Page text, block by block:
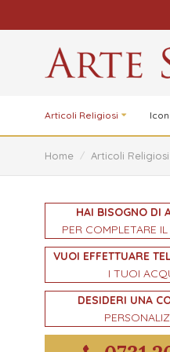
Articoli Religiosi
Home / Articoli Religiosi
HAI BISOGNO DI
PER COMPLETARE
VUOI EFFETTUARE
I TUOI
DESIDERI UNA